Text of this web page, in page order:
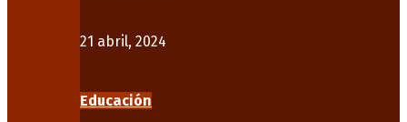
21 abril, 2024
Educación